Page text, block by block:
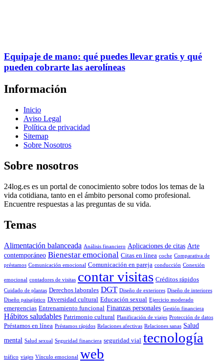
Equipaje de mano: qué puedes llevar gratis y qué
pueden cobrarte las aerolíneas
Información
Inicio
Aviso Legal
Política de privacidad
Sitemap
Sobre Nosotros
Sobre nosotros
24log.es es un portal de conocimiento sobre todos los temas de la
vida cotidiana, tanto en el ámbito personal como profesional.
Encuentre respuestas a las preguntas de su vida.
Temas
Alimentación balanceada Análisis financiero Aplicaciones de citas Arte
contemporáneo Bienestar emocional Citas en línea coche Comparativa de
préstamos Comunicación emocional Comunicación en pareja conducción Conexión
emocional contadores de visitas contar visitas Créditos rápidos
Cuidado de plantas Derechos laborales DGT Diseño de exteriores Diseño de interiores
Diseño paisajístico Diversidad cultural Educación sexual Ejercicio moderado
emergencias Entrenamiento funcional Finanzas personales Gestión financiera
Hábitos saludables Patrimonio cultural Planificación de viajes Protección de datos
Préstamos en línea Préstamos rápidos Relaciones afectivas Relaciones sanas Salud
mental Salud sexual Seguridad financiera seguridad vial tecnología
tráfico viajes Vínculo emocional web